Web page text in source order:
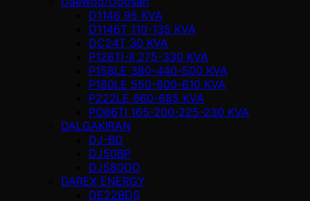
D1146 95 KVA
D1146T 110-135 KVA
DC24T 30 KVA
P126TI-II 275-330 KVA
P158LE 380-440-500 KVA
P180LE 550-600-610 KVA
P222LE 660-685 KVA
PO86TI 165-200-225-230 KVA
DALGAKIRAN
DJ-BD
DJ50BP
DJ580DD
DAREX ENERGY
DE22BDS